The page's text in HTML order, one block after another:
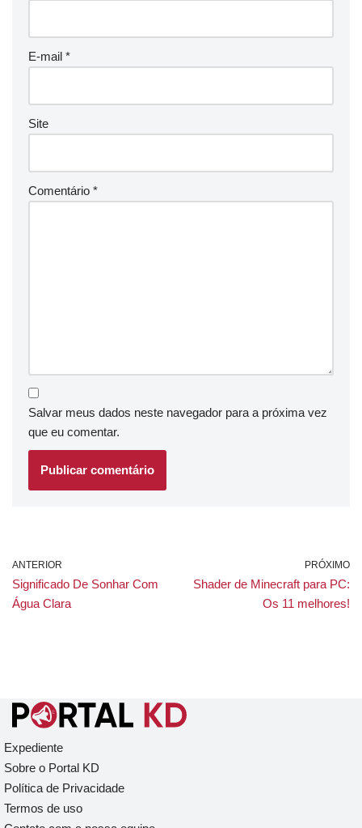
E-mail *
Site
Comentário *
Salvar meus dados neste navegador para a próxima vez
que eu comentar.
ANTERIOR
Significado De Sonhar Com
Água Clara
PRÓXIMO
Shader de Minecraft para PC:
Os 11 melhores!
Expediente
Sobre o Portal KD
Política de Privacidade
Termos de uso